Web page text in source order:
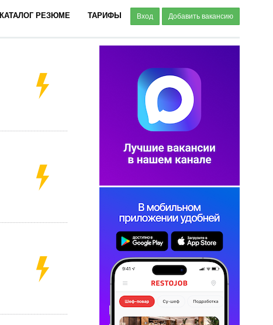
КАТАЛОГ РЕЗЮМЕ ТАРИФЫ Вход Добавить вакансию